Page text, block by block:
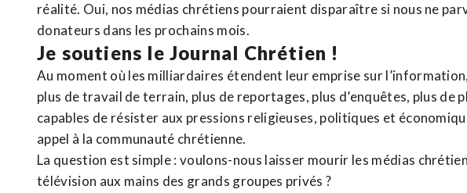
réalité. Oui, nos médias chrétiens pourraient disparaître si nous ne
donateurs dans les prochains mois.
Je soutiens le Journal Chrétien !
Au moment où les milliardaires étendent leur emprise sur
plus de travail de terrain, plus de reportages, plus d’enquêtes, plus de
capables de résister aux pressions religieuses, politiques et
appel à la communauté chrétienne.
La question est simple : voulons-nous laisser mourir les médias
télévision aux mains des grands groupes privés ?